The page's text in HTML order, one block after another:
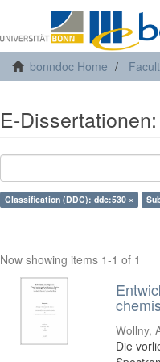
bonndoc Home
E-
Classification (DDC): ddc:530 ×
Now showing items 1-1 of 1
Wollny,
Die